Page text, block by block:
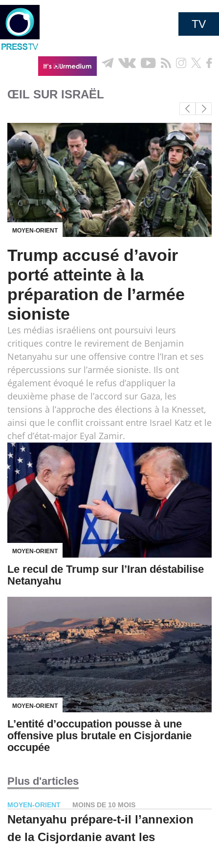
TV
ŒIL SUR ISRAËL
MOYEN-ORIENT
Trump accusé d’avoir
porté atteinte à la
préparation de l’armée
sioniste
Les médias israéliens ont poursuivi leurs
critiques contre le revirement de Benjamin
Netanyahu sur une offensive contre l’Iran et ses
répercussions sur l’armée sioniste. Ils ont
également évoqué le refus d’appliquer la
deuxième phase de l’accord sur Gaza, les
tensions à l’approche des élections à la Knesset,
ainsi que le conflit croissant entre Israel Katz et le
chef d’état-major Eyal Zamir.
MOYEN-ORIENT
Le recul de Trump sur l’Iran déstabilise
Netanyahu
MOYEN-ORIENT
L’entité d’occupation pousse à une
offensive plus brutale en Cisjordanie
occupée
Plus d'articles
MOYEN-ORIENT MOINS DE 10 MOIS
Netanyahu prépare-t-il l’annexion
de la Cisjordanie avant les